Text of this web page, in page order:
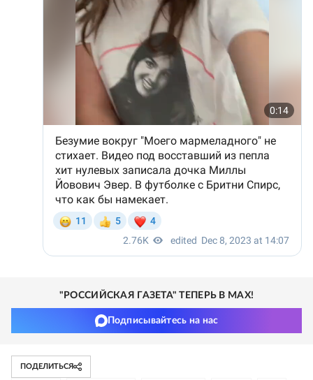
"РОССИЙСКАЯ ГАЗЕТА" ТЕПЕРЬ В MAX!
Подписывайтесь на нас
ПОДЕЛИТЬСЯ